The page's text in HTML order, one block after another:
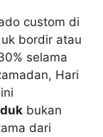
custom di
bordir atau
selama
Hari
bukan
dari